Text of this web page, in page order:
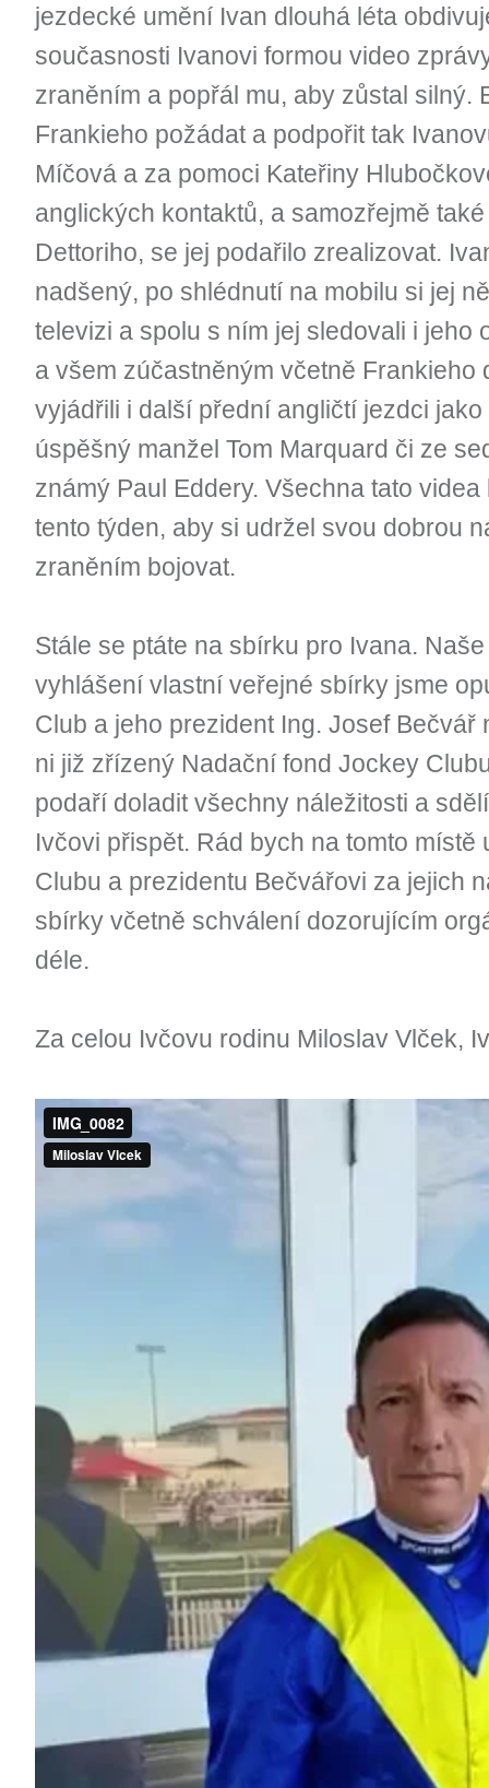
jezdecké umění Ivan dlouhá léta
současnosti Ivanovi formou video
zraněním a popřál mu, aby zůstal silný.
Frankieho požádat a podpořit tak
Míčová a za pomoci Kateřiny
anglických kontaktů, a samozřejmě
Dettoriho, se jej podařilo zrealizovat.
nadšený, po shlédnutí na mobilu si jej
televizi a spolu s ním jej sledovali i jeho
a všem zúčastněným včetně Frankieho
vyjádřili i další přední angličtí jezdci
úspěšný manžel Tom Marquard či ze
známý Paul Eddery. Všechna tato
tento týden, aby si udržel svou dobrou
zraněním bojovat.
Stále se ptáte na sbírku pro Ivana.
vyhlášení vlastní veřejné sbírky jsme
Club a jeho prezident Ing. Josef
ni již zřízený Nadační fond Jockey
podaří doladit všechny náležitosti a
Ivčovi přispět. Rád bych na tomto
Clubu a prezidentu Bečvářovi za jejich
sbírky včetně schválení dozorujícím
déle.
Za celou Ivčovu rodinu Miloslav Vlček,